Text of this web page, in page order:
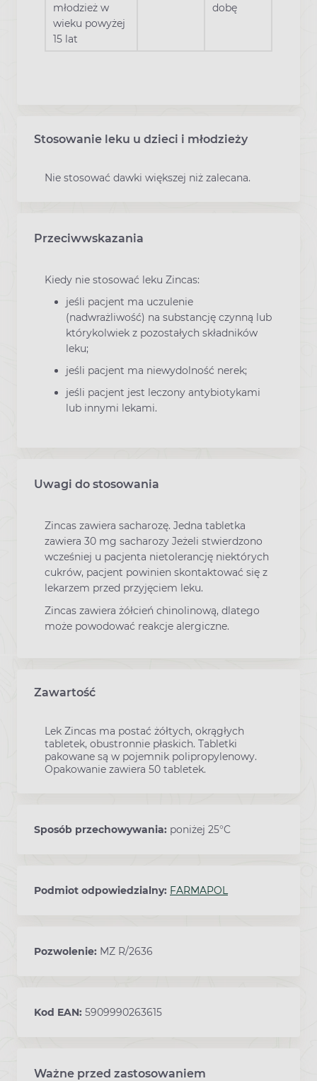
młodzież w
wieku powyżej
15 lat
dobę
Stosowanie leku u dzieci i młodzieży
Nie stosować dawki większej niż zalecana.
Przeciwwskazania
Kiedy nie stosować leku Zincas:
jeśli pacjent ma uczulenie
(nadwrażliwość) na substancję czynną lub
którykolwiek z pozostałych składników
leku;
jeśli pacjent ma niewydolność nerek;
jeśli pacjent jest leczony antybiotykami
lub innymi lekami.
Uwagi do stosowania
Zincas zawiera sacharozę. Jedna tabletka
zawiera 30 mg sacharozy Jeżeli stwierdzono
wcześniej u pacjenta nietolerancję niektórych
cukrów, pacjent powinien skontaktować się z
lekarzem przed przyjęciem leku.
Zincas zawiera żółcień chinolinową, dlatego
może powodować reakcje alergiczne.
Zawartość
Lek Zincas ma postać żółtych, okrągłych
tabletek, obustronnie płaskich. Tabletki
pakowane są w pojemnik polipropylenowy.
Opakowanie zawiera 50 tabletek.
Sposób przechowywania: poniżej 25°C
Podmiot odpowiedzialny: FARMAPOL
Pozwolenie: MZ R/2636
Kod EAN: 5909990263615
Ważne przed zastosowaniem